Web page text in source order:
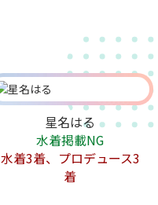
星名はる
水着掲載NG
水着3着、プロデュース3
着